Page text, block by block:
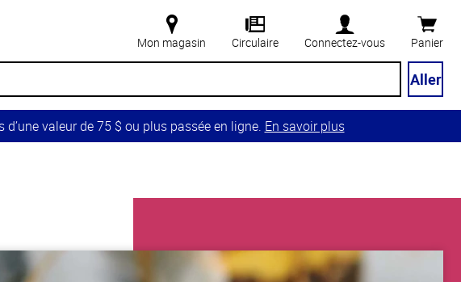
Mon magasin Circulaire Connectez-vous Panier
Aller
valeur de 75 $ ou plus passée en ligne. En savoir plus